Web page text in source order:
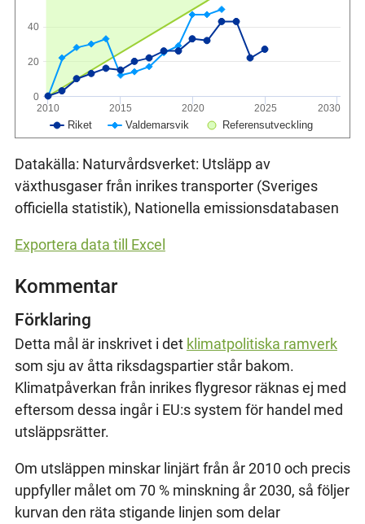
Riket Valdemarsvik Referensutveckling
2010 2015 2020 2025 2030
0
20
40
Datakälla: Naturvårdsverket: Utsläpp av
växthusgaser från inrikes transporter (Sveriges
officiella statistik), Nationella emissionsdatabasen
Exportera data till Excel
Kommentar
Förklaring
Detta mål är inskrivet i det klimatpolitiska ramverk
som sju av åtta riksdagspartier står bakom.
Klimatpåverkan från inrikes flygresor räknas ej med
eftersom dessa ingår i EU:s system för handel med
utsläppsrätter.
Om utsläppen minskar linjärt från år 2010 och precis
uppfyller målet om 70 % minskning år 2030, så följer
kurvan den räta stigande linjen som delar